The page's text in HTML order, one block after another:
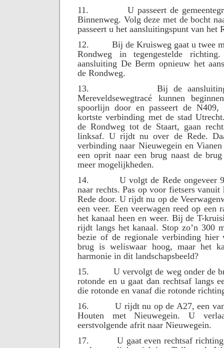
11.
U passeert de
Binnenweg. Volg deze met de bocht
passeert u het aansluitingspunt van het
12.
Bij de Kruisweg gaat u twee
Rondweg in tegengestelde
aansluiting De Berm opnieuw het
de Rondweg.
13.
Bij de
Mereveldsewegtracé kunnen
spoorlijn door en passeert de N409,
kortste verbinding met de stad
de Rondweg tot de Staart, gaan
linksaf. U rijdt nu over de Rede.
verbinding naar Nieuwegein en
een oprit naar een brug naast de
meer mogelijkheden.
14.
U volgt de Rede ongeveer
naar rechts. Pas op voor fietsers
Rede door. U rijdt nu op de
een veer. Een veerwagen reed op een
het kanaal heen en weer. Bij de T-
rijdt langs het kanaal. Stop zo’n 300
bezie of de regionale verbinding hier
brug is weliswaar hoog, maar het
harmonie in dit landschapsbeeld?
15.
U vervolgt de weg onder de
rotonde en u gaat dan rechtsaf langs
die rotonde en vanaf die rotonde
16.
U rijdt nu op de A27, een
Houten met Nieuwegein. U
eerstvolgende afrit naar Nieuwegein.
17.
U gaat even rechtsaf